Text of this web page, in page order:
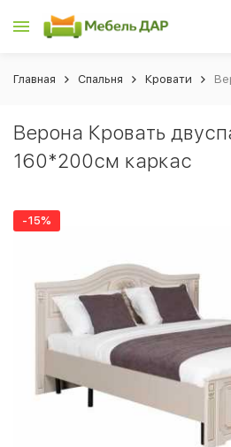
Главная Спальня Кровати
Верона Кровать
160*200см каркас
-15%